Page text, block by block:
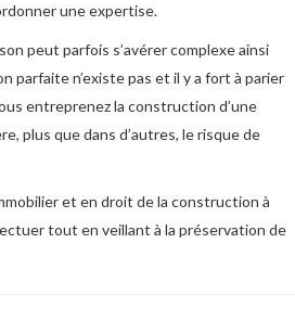
une expertise.
peut parfois s’avérer complexe ainsi
parfaite n’existe pas et il y a fort à parier
entreprenez la construction d’une
plus que dans d’autres, le risque de
et en droit de la construction à
tout en veillant à la préservation de